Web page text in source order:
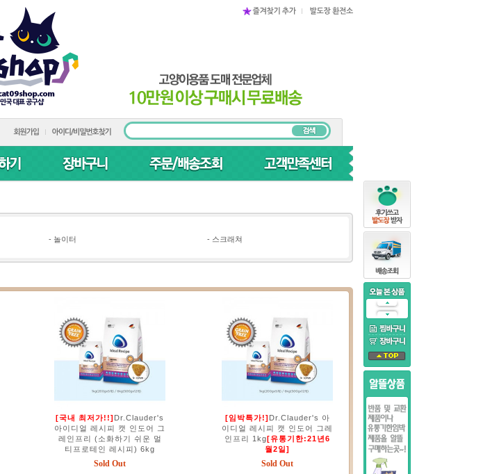
- 놀이터 - 스크래쳐
[국내 최저가!!] Dr.Clauder's
아이디얼 레시피 캣 인도어 그
레인프리 (소화하기 쉬운 멀
티프로테인 레시피) 6kg
Sold Out
[임박특가!] Dr.Clauder's 아
이디얼 레시피 캣 인도어 그레
인프리 1kg[유통기한:21년6
월2일]
Sold Out